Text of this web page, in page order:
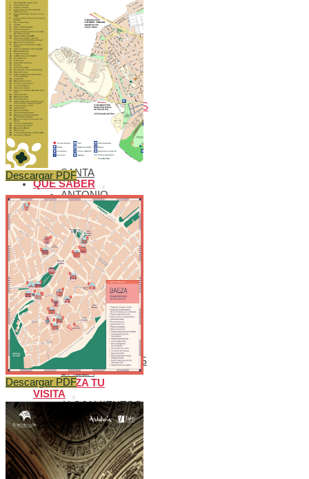
MONUMENTOS
MUSEOS
QUÉ VER –
LAGUNA
GRANDE
VISITAS
VIRTUALES
RUTAS Y
GUÍAS
MONUMENTALES
OLEOTURISMO
GASTRONOMÍA
BAEZANA
FIESTAS Y
SEMANA
SANTA
QUÉ SABER
ANTONIO
MACHADO
EN BAEZA
BAEZA PLATÓ
DE CINE
BAEZA,
CIUDAD
UNIVERSITARIA
TURISMO DE
CONGRESOS
EN BAEZA
TURISMO
FAMILIAR EN
BAEZA
REDES
COLABORATIVAS
BAEZA
ORGANIZA TU
VISITA
ALOJAMIENTOS
RESTAURANTES
OTROS
SERVICIOS
TURÍSTICOS
PLANOS
CÓMO
Descargar PDF
Descargar PDF